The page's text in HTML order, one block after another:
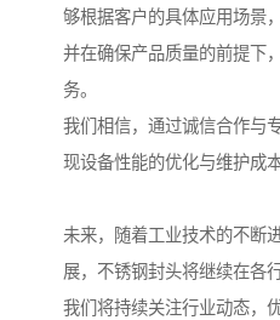
够根据客户的具体应用场景
并在确保产品质量的前提下
务。
我们相信，通过诚信合作与
现设备性能的优化与维护成
未来，随着工业技术的不断
展，不锈钢封头将继续在各
我们将持续关注行业动态，